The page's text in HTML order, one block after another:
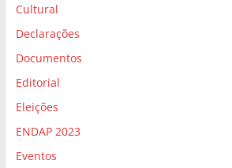
Cultural
Declarações
Documentos
Editorial
Eleições
ENDAP 2023
Eventos